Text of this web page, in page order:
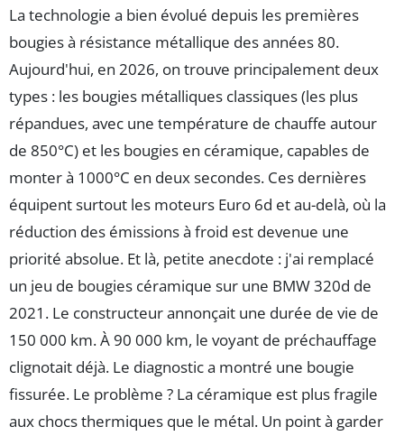
La technologie a bien évolué depuis les premières
bougies à résistance métallique des années 80.
Aujourd'hui, en 2026, on trouve principalement deux
types : les bougies métalliques classiques (les plus
répandues, avec une température de chauffe autour
de 850°C) et les bougies en céramique, capables de
monter à 1000°C en deux secondes. Ces dernières
équipent surtout les moteurs Euro 6d et au-delà, où la
réduction des émissions à froid est devenue une
priorité absolue. Et là, petite anecdote : j'ai remplacé
un jeu de bougies céramique sur une BMW 320d de
2021. Le constructeur annonçait une durée de vie de
150 000 km. À 90 000 km, le voyant de préchauffage
clignotait déjà. Le diagnostic a montré une bougie
fissurée. Le problème ? La céramique est plus fragile
aux chocs thermiques que le métal. Un point à garder